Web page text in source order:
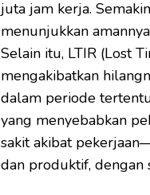
juta jam kerja.
menunjukkan
Selain itu, LTIR (Lost
mengakibatkan
dalam periode
yang menyebabkan
sakit akibat
dan produktif, dengan